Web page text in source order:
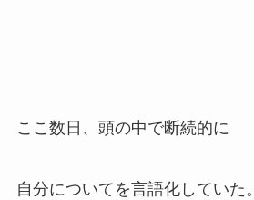
ここ数日、頭の中で断続的に
自分についてを言語化していた。